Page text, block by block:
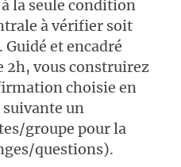
la seule condition
à vérifier soit
et encadré
2h, vous construirez
choisie en
suivante un
groupe pour la
questions).